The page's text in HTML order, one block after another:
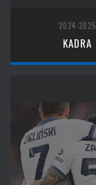
2024-2025
KADRA